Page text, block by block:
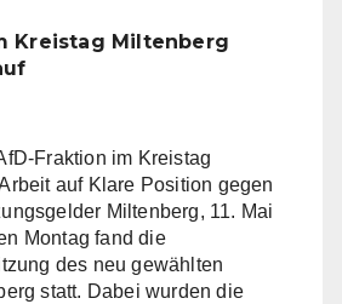
Kreistag Miltenberg
Fraktion im Kreistag
auf Klare Position gegen
Miltenberg, 11. Mai
Montag fand die
des neu gewählten
statt. Dabei wurden die